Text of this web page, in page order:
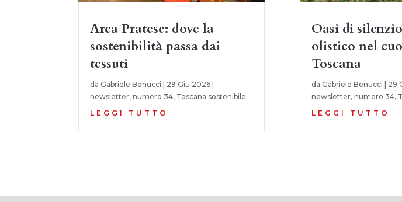
Area Pratese: dove la
sostenibilità passa dai
tessuti
da Gabriele Benucci 29 Giu 2026
newsletter,numero 34, Toscana sostenibile
LEGGI TUTTO
Oasi di
olistico nel
Toscana
da Gabriele Benucci 29
newsletter, numero 34,
LEGGI TUTTO